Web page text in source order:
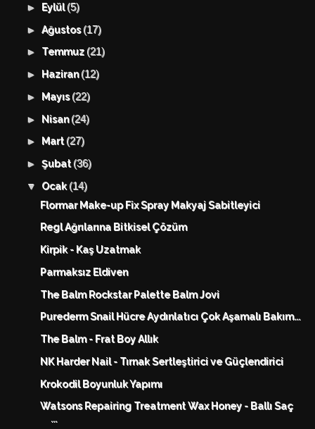
► Eylül(5)
►Ağustos(17)
► Temmuz (21)
► Haziran(12)
► Mayıs(22)
► Nisan(24)
► Mart(27)
►Şubat(36)
▼ Ocak(14)
Flormar Make-up Fix Spray Makyaj Sabitleyici
Regl Ağrılarına Bitkisel Çözüm
Kirpik - Kaş Uzatmak
Parmaksız Eldiven
The Balm Rockstar Palette Balm Jovi
Purederm Snail Hücre Aydınlatıcı Çok Aşamalı Bakım...
The Balm - Frat Boy Allık
NK Harder Nail - Tırnak Sertleştirici ve Güçlendirici
Krokodil Boyunluk Yapımı
Watsons Repairing Treatment Wax Honey - Ballı Saç
...